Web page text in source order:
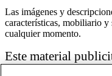
Las imágenes y
características, mobiliario y
cualquier momento.
Este material